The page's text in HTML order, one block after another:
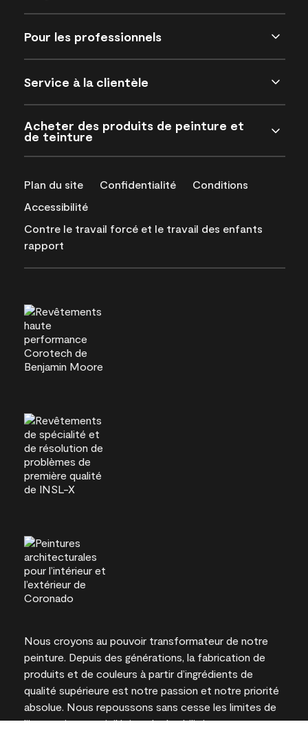
Pour les professionnels
Service à la clientèle
Acheter des produits de peinture et
de teinture
Plan du site Confidentialité
Conditions
Accessibilité
Contre le travail forcé et le travail des enfants
rapport
Nous croyons au pouvoir transformateur de notre
peinture. Depuis des générations, la fabrication de
produits et de couleurs à partir d’ingrédients de
qualité supérieure est notre passion et notre priorité
absolue. Nous repoussons sans cesse les limites de
l’innovation et privilégions la durabilité pour